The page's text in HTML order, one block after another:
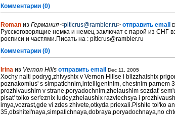
Комментарии (0)
Roman из Германия <piticrus@rambler.ru> отправить email
Русскоговорящие немка и немец заключат с парой из СНГ
росписи и частями.Писать на : piticrus@rambler.ru
Комментарии (0)
Irina из Vernon Hills отправить email Dec 11, 2005
Xochy naiti podryg,zhivyshix v Vernon Hillse i blizzhaishix
poznakomlus' s simpatichnim,intelligentnim, chestnim
prozhivaushim v strane,poryadochnim,zhelaushim sozdat'
pisat' tolko ser'eznix ludey,zhelaushix razvlechsya i
imya,vozrast,gde vi zdes zhivete,otkyda priexali.Pishite tol'ko
35,obshitel'naya,simpatichnaya,dobraya,poryadochnaya,no